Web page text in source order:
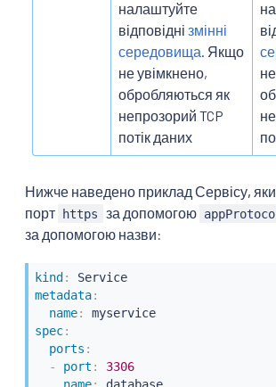
налаштуйте
відповідні змінні
середовища . Якщо
не увімкнено,
обробляються як
непрозорий TCP
потік даних
Нижче наведено приклад Сервісу,
порт https за допомогою
за допомогою назви:
kind :
Service
metadata:
name:
myservice
spec:
ports :
-
port :
3306